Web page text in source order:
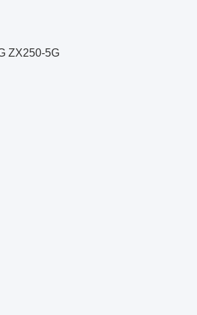
ZX250-5G